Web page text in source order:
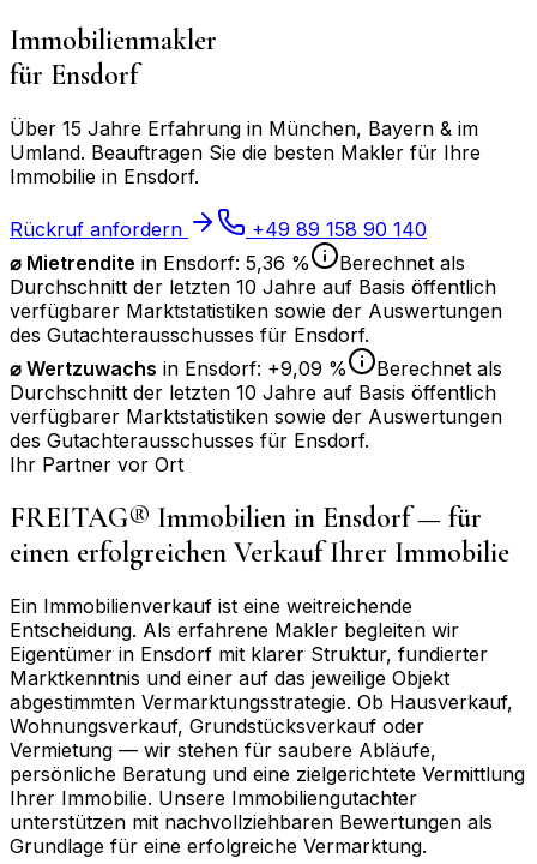
Immobilienmakler
für Ensdorf
Über 15 Jahre Erfahrung in München, Bayern & im
Umland. Beauftragen Sie die besten Makler für Ihre
Immobilie in Ensdorf.
Rückruf anfordern
+49 89 158 90 140
⌀ Mietrendite in Ensdorf: 5,36 %
Berechnet als
Durchschnitt der letzten 10 Jahre auf Basis öffentlich
verfügbarer Marktstatistiken sowie der Auswertungen
des Gutachterausschusses für Ensdorf.
⌀ Wertzuwachs in Ensdorf: +9,09 %
Berechnet als
Durchschnitt der letzten 10 Jahre auf Basis öffentlich
verfügbarer Marktstatistiken sowie der Auswertungen
des Gutachterausschusses für Ensdorf.
Ihr Partner vor Ort
FREITAG® Immobilien in Ensdorf— für
einen erfolgreichen Verkauf Ihrer Immobilie
Ein Immobilienverkauf ist eine weitreichende
Entscheidung. Als erfahrene Makler begleiten wir
Eigentümer in Ensdorf mit klarer Struktur, fundierter
Marktkenntnis und einer auf das jeweilige Objekt
abgestimmten Vermarktungsstrategie. Ob Hausverkauf,
Wohnungsverkauf, Grundstücksverkauf oder
Vermietung — wir stehen für saubere Abläufe,
persönliche Beratung und eine zielgerichtete Vermittlung
Ihrer Immobilie. Unsere Immobiliengutachter
unterstützen mit nachvollziehbaren Bewertungen als
Grundlage für eine erfolgreiche Vermarktung.